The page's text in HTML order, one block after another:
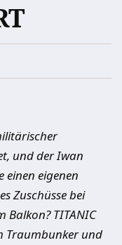
und der Iwan
einen eigenen
Zuschüsse bei
Balkon? TITANIC
Traumbunker und